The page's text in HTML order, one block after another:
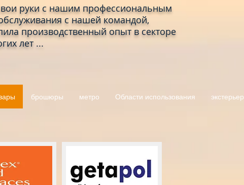
руки с нашим профессиональным
с нашей командой,
производственный опыт в секторе
лет ...
брошюры метро Области использования экстерьер